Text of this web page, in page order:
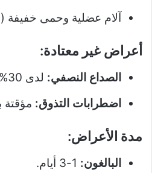
آلام عضلية وحمى خفيفة (50%).
أعراض غير معتادة:
الصداع النصفي: لدى 30% من البالغين.
اضطرابات التذوق:
مدة الأعراض:
البالغون: